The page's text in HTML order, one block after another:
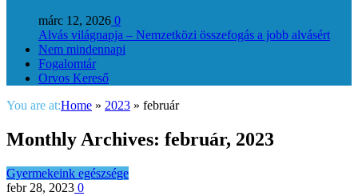
márc 12, 2026 0
Alvás világnapja – Nemzetközi összefogás a jobb alvásért
Nem mindennapi
Fogalomtár
Orvos Kereső
You are at:Home » 2023 » február
Monthly Archives: február, 2023
Gyermekeink egészsége
febr 28, 2023 0